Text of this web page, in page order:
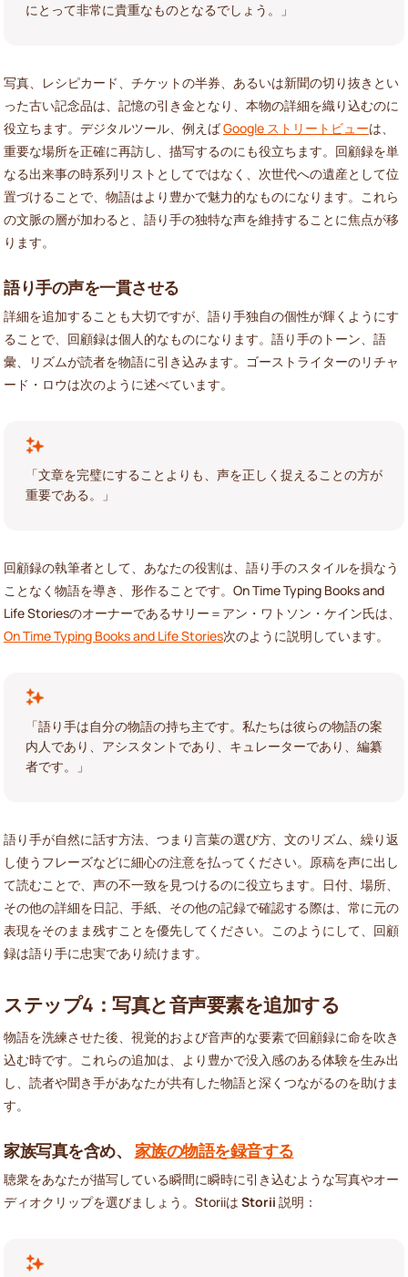
にとって非常に貴重なものとなるでしょう。」
写真、レシピカード、チケットの半券、あるいは新聞の切り抜きとい
った古い記念品は、記憶の引き金となり、本物の詳細を織り込むのに
役立ちます。デジタルツール、例えばGoogle ストリートビューは、
重要な場所を正確に再訪し、描写するのにも役立ちます。回顧録を単
なる出来事の時系列リストとしてではなく、次世代への遺産として位
置づけることで、物語はより豊かで魅力的なものになります。これら
の文脈の層が加わると、語り手の独特な声を維持することに焦点が移
ります。
語り手の声を一貫させる
詳細を追加することも大切ですが、語り手独自の個性が輝くようにす
ることで、回顧録は個人的なものになります。語り手のトーン、語
彙、リズムが読者を物語に引き込みます。ゴーストライターのリチャ
ード・ロウは次のように述べています。
「文章を完璧にすることよりも、声を正しく捉えることの方が
重要である。」
回顧録の執筆者として、あなたの役割は、語り手のスタイルを損なう
ことなく物語を導き、形作ることです。On Time Typing Books and
Life Storiesのオーナーであるサリー＝アン・ワトソン・ケイン氏は、
On Time Typing Books and Life Stories次のように説明しています。
「語り手は自分の物語の持ち主です。私たちは彼らの物語の案
内人であり、アシスタントであり、キュレーターであり、編纂
者です。」
語り手が自然に話す方法、つまり言葉の選び方、文のリズム、繰り返
し使うフレーズなどに細心の注意を払ってください。原稿を声に出し
て読むことで、声の不一致を見つけるのに役立ちます。日付、場所、
その他の詳細を日記、手紙、その他の記録で確認する際は、常に元の
表現をそのまま残すことを優先してください。このようにして、回顧
録は語り手に忠実であり続けます。
ステップ4：写真と音声要素を追加する
物語を洗練させた後、視覚的および音声的な要素で回顧録に命を吹き
込む時です。これらの追加は、より豊かで没入感のある体験を生み出
し、読者や聞き手があなたが共有した物語と深くつながるのを助けま
す。
家族写真を含め、 家族の物語を録音する
聴衆をあなたが描写している瞬間に瞬時に引き込むような写真やオー
ディオクリップを選びましょう。Storiiは Storii 説明：